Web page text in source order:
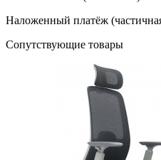
Наложенный платёж
Сопутствующие товары